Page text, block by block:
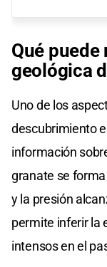
Qué
geológica
Uno de los
descubrimiento
información
granate se
y la presión
permite inferir la
intensos en el